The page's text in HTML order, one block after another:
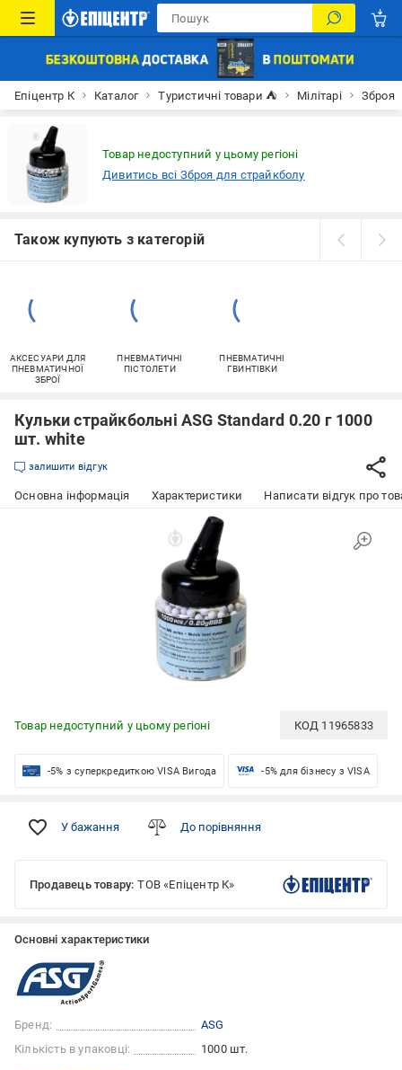
Епіцентр К Каталог Туристичні товари ⛺ Мілітарі Зброя
Товар недоступний у цьому регіоні
Дивитись всі Зброя для страйкболу
Також купують з категорій
АКСЕСУАРИ ДЛЯ
ПНЕВМАТИЧНОЇ
ЗБРОЇ
ПНЕВМАТИЧНІ
ПІСТОЛЕТИ
ПНЕВМАТИЧНІ
ГВИНТІВКИ
Кульки страйкбольні ASG Standard 0.20 г 1000
шт. white
залишити відгук
Основна інформація Характеристики Написати відгук про
Товар недоступний у цьому регіоні КОД 11965833
-5% з суперкредиткою VISA Вигода -5% для бізнесу з VISA
У бажання До порівняння
Продавець товару: ТОВ «Епіцентр К»
Основні характеристики
Бренд:
ASG
Кількість в упаковці:
1000 шт.